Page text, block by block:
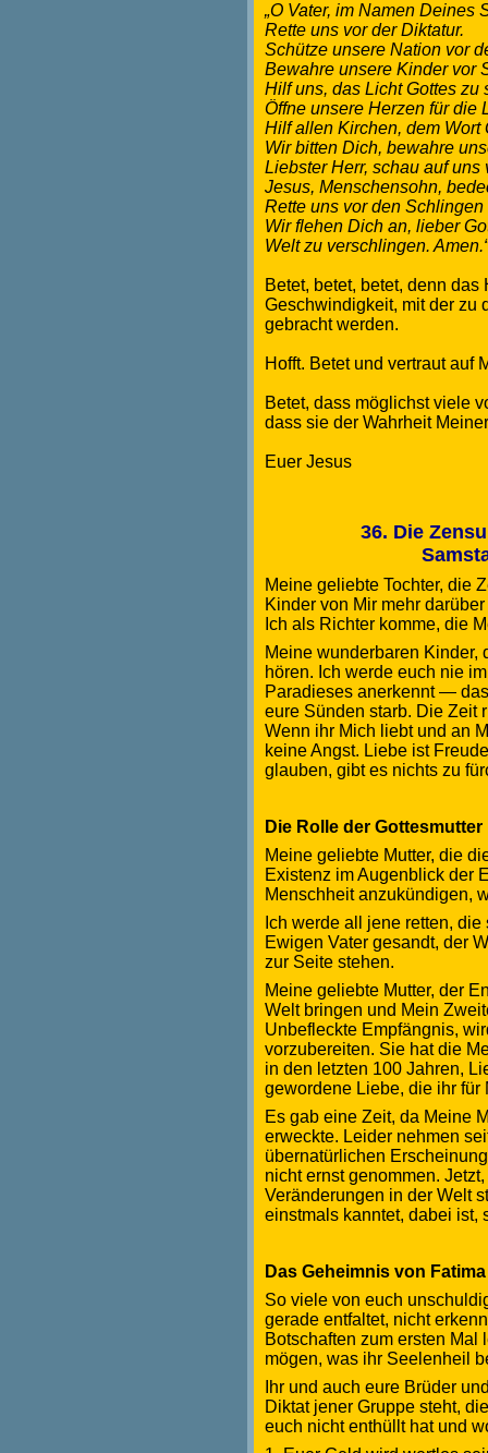
„O Vater, im Namen
Rette uns vor der Diktatur.
Schütze unsere Nation vor
Bewahre unsere Kinder vor
Hilf uns, das Licht Gottes zu
Öffne unsere Herzen für die
Hilf allen Kirchen, dem Wort
Wir bitten Dich, bewahre
Liebster Herr, schau auf
Jesus, Menschensohn,
Rette uns vor den Schlingen
Wir flehen Dich an, lieber
Welt zu verschlingen. Amen.“
Betet, betet, betet, denn
Geschwindigkeit, mit der zu
gebracht werden.
Hofft. Betet und vertraut auf
Betet, dass möglichst viele
dass sie der Wahrheit
Euer Jesus
36. Die
Meine geliebte Tochter, die
Kinder von Mir mehr
Ich als Richter komme, die
Meine wunderbaren Kinder,
hören. Ich werde euch nie
Paradieses anerkennt —
eure Sünden starb. Die Zeit
Wenn ihr Mich liebt und an
keine Angst. Liebe ist
glauben, gibt es nichts zu
Die Rolle der
Meine geliebte Mutter, die
Existenz im Augenblick der
Menschheit anzukündigen,
Ich werde all jene retten,
Ewigen Vater gesandt, der
zur Seite stehen.
Meine geliebte Mutter, der
Welt bringen und Mein
Unbefleckte Empfängnis,
vorzubereiten. Sie hat die
in den letzten 100 Jahren,
gewordene Liebe, die ihr für
Es gab eine Zeit, da Meine
erweckte. Leider nehmen
übernatürlichen
nicht ernst genommen.
Veränderungen in der Welt
einstmals kanntet, dabei ist,
Das Geheimnis von
So viele von euch
gerade entfaltet, nicht
Botschaften zum ersten
mögen, was ihr Seelenheil
Ihr und auch eure Brüder
Diktat jener Gruppe steht,
euch nicht enthüllt hat und